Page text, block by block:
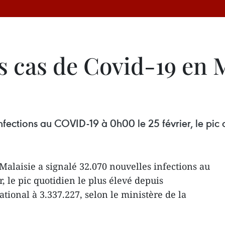
de Covid-19 en
au COVID-19 à 0h00 le 25 février, le
a signalé 32.070 nouvelles infections au
le pic quotidien le plus élevé depuis
à 3.337.227, selon le ministère de la